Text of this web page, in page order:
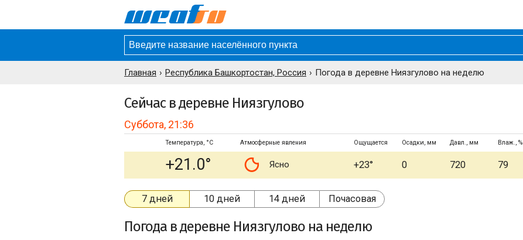
Главная Республика Башкортостан, Россия Погода в деревне Ниязгулово на неделю
Сейчас в деревне Ниязгулово
Суббота, 21:36
Температура, °C Атмосферные явления Ощущается Осадки, мм Давл., мм Влаж., %
+21.0° Ясно +23° 0 720 79
7 дней 10 дней 14 дней Почасовая
Погода в деревне Ниязгулово на неделю